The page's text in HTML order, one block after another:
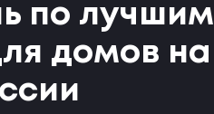
по лучшим
домов на